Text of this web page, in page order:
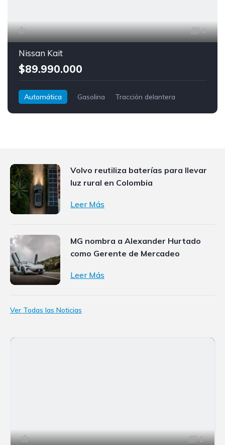
4
Nissan Kait
$89.990.000
Automática Gasolina
Tracción delantera
Volvo reutiliza baterías para llevar
luz rural en Colombia
Leer Más
MG nombra a Alexander Hurtado
como Gerente de Mercadeo
Leer Más
Ver Todas las Noticias
1